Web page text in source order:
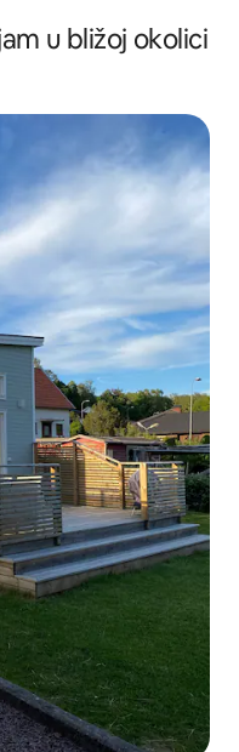
u bližoj okolici